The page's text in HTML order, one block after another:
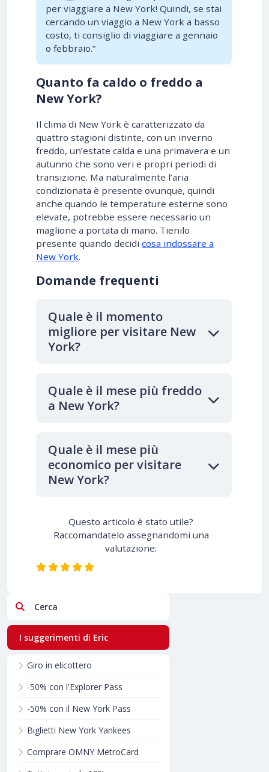
per viaggiare a New York! Quindi, se stai
cercando un viaggio a New York a basso
costo, ti consiglio di viaggiare a gennaio
o febbraio.”
Quanto fa caldo o freddo a
New York?
Il clima di New York è caratterizzato da
quattro stagioni distinte, con un inverno
freddo, un’estate calda e una primavera e un
autunno che sono veri e propri periodi di
transizione. Ma naturalmente l’aria
condizionata è presente ovunque, quindi
anche quando le temperature esterne sono
elevate, potrebbe essere necessario un
maglione a portata di mano. Tienilo
presente quando decidi cosa indossare a
New York.
Domande frequenti
Quale è il momento
migliore per visitare New
York?
Quale è il mese più freddo
a New York?
Quale è il mese più
economico per visitare
New York?
Questo articolo è stato utile?
Raccomandatelo assegnandomi una
valutazione:
Cerca
I suggerimenti di Eric
Giro in elicottero
-50% con l'Explorer Pass
-50% con il New York Pass
Biglietti New York Yankees
Comprare OMNY MetroCard